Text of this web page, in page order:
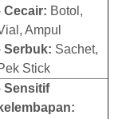
Cecair: Botol,
Ampul
Serbuk: Sachet,
Stick
Sensitif
kelembapan: